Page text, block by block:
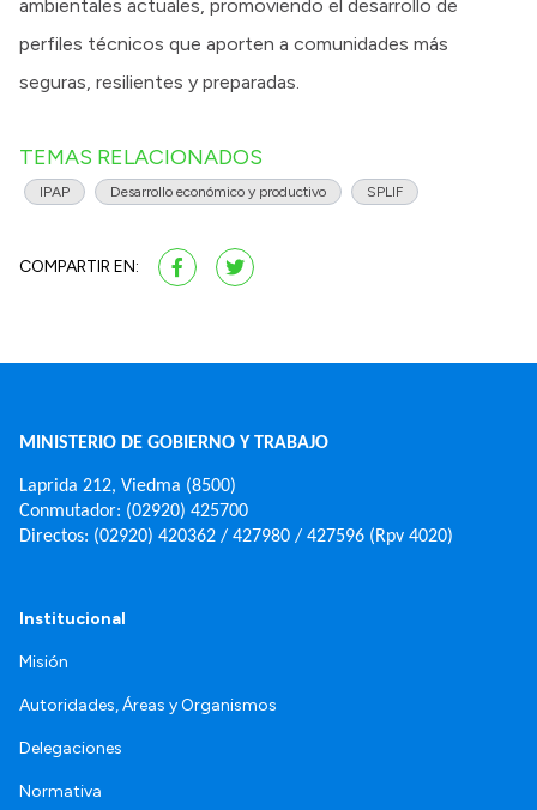
ambientales actuales, promoviendo el desarrollo de
perfiles técnicos que aporten a comunidades más
seguras, resilientes y preparadas.
TEMAS RELACIONADOS
IPAP Desarrollo económico y productivo SPLIF
COMPARTIR EN:
MINISTERIO DE GOBIERNO Y TRABAJO
Laprida 212, Viedma (8500)
Conmutador: (02920) 425700
Directos: (02920) 420362 / 427980 / 427596 (Rpv 4020)
Institucional
Misión
Autoridades, Áreas y Organismos
Delegaciones
Normativa